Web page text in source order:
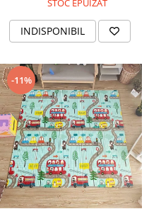
STOC EPUIZAT
INDISPONIBIL
-11%